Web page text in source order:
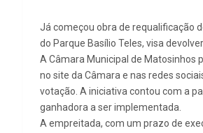
Já começou obra de requalificação
do Parque Basílio Teles, visa
A Câmara Municipal de Matosinhos
no site da Câmara e nas redes
votação. A iniciativa contou com a
ganhadora a ser implementada.
A empreitada, com um prazo de